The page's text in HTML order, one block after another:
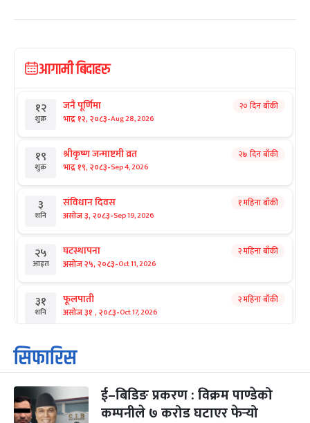
आगामी बिदाहरु
१२
शुक्र
जनै पूर्णिमा
भाद्र १२, २०८३-Aug 28, 2026
२० दिन बाँकी
१९
शुक्र
श्रीकृष्ण जन्माष्टमी व्रत
भाद्र १९, २०८३-Sep 4, 2026
२७ दिन बाँकी
३
शनि
संविधान दिवस
असोज ३, २०८३-Sep 19, 2026
१ महिना बाँकी
२५
आइत
घटस्थापना
असोज २५, २०८३-Oct 11, 2026
२ महिना बाँकी
३१
शनि
फूलपाती
असोज ३१ , २०८३-Oct 17, 2026
२ महिना बाँकी
१
आइत
कार्तिक सङ्क्रान्ति
कार्तिक १, २०८३
३
मंगल
महानवमी
कार्तिक ३, २०८३-Oct 20, 2026
२ महिना बाँकी
सिफारिस
ई–बिडिङ प्रकरण : विक्रम पाण्डेको
कम्पनीले ७ करोड घटाएर फेर्‍यो